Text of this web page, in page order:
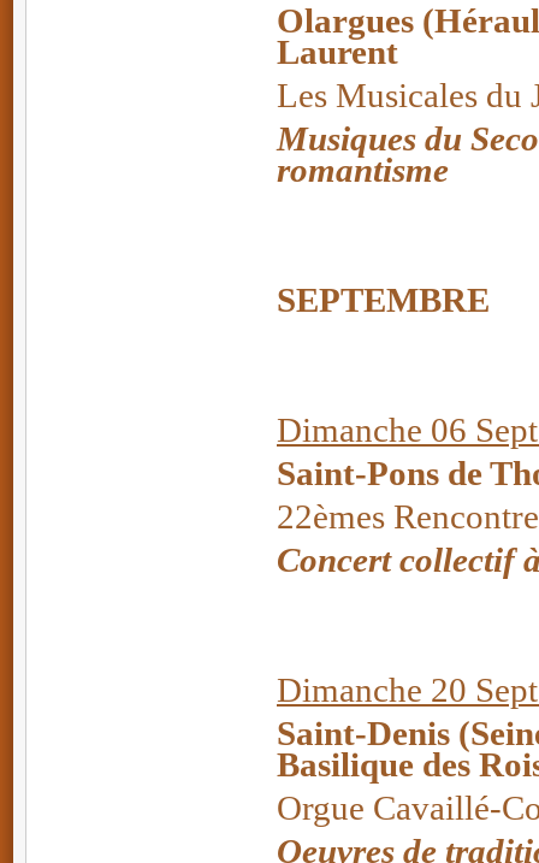
Olargues
Laurent
Les Musicales du
Musiques du
romantisme
SEPTEMBRE
Dimanche 06
Saint-Pons de
22èmes
Concert collectif
Dimanche 20
Saint-Denis
Basilique des
Orgue Cavaillé-
Oeuvres de